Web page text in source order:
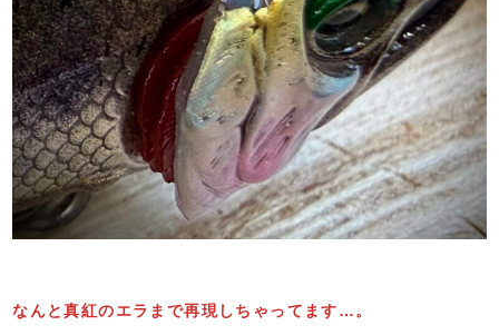
なんと真紅のエラまで再現しちゃってます…。